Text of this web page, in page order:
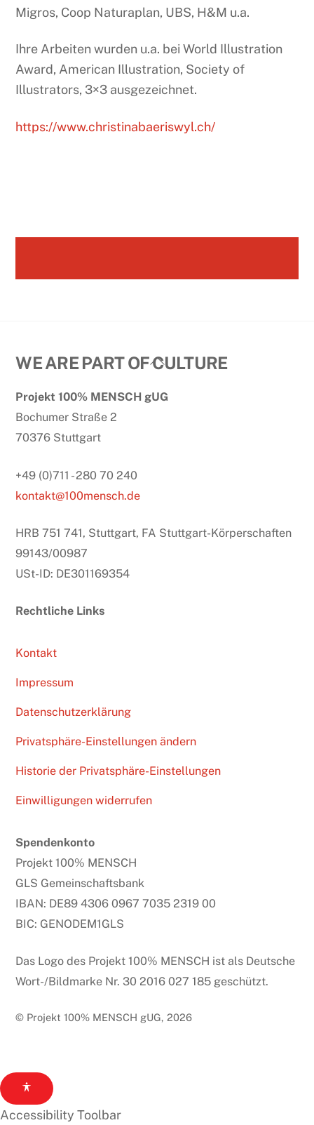
Migros, Coop Naturaplan, UBS, H&M u.a.
Ihre Arbeiten wurden u.a. bei World Illustration
Award, American Illustration, Society of
Illustrators, 3×3 ausgezeichnet.
https://www.christinabaeriswyl.ch/
Back
Top
WE ARE PART OF CULTURE
Projekt 100% MENSCH gUG
Bochumer Straße 2
70376 Stuttgart
+49 (0)711 - 280 70 240
kontakt@100mensch.de
HRB 751 741, Stuttgart, FA Stuttgart-Körperschaften
99143/00987
USt-ID: DE301169354
Rechtliche Links
Kontakt
Impressum
Datenschutzerklärung
Privatsphäre-Einstellungen ändern
Historie der Privatsphäre-Einstellungen
Einwilligungen widerrufen
Spendenkonto
Projekt 100% MENSCH
GLS Gemeinschaftsbank
IBAN: DE89 4306 0967 7035 2319 00
BIC: GENODEM1GLS
Das Logo des Projekt 100% MENSCH ist als Deutsche
Wort-/Bildmarke Nr. 30 2016 027 185 geschützt.
© Projekt 100% MENSCH gUG, 2026
Accessibility Toolbar